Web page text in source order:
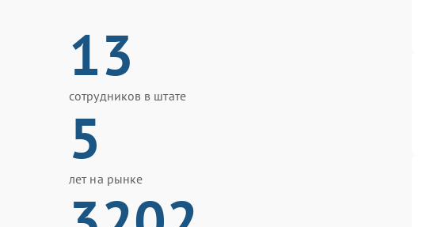
13
сотрудников в штате
5
лет на рынке